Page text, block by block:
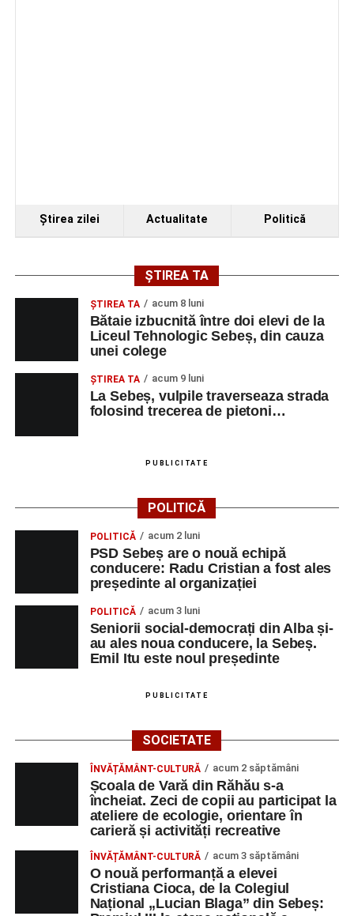
Ştirea zilei Actualitate Politică
ȘTIREA TA
ŞTIREA TA acum 8 luni
Bătaie izbucnită între doi elevi de la
Liceul Tehnologic Sebeș, din cauza
unei colege
ŞTIREA TA acum 9 luni
La Sebeș, vulpile traverseaza strada
folosind trecerea de pietoni…
PUBLICITATE
POLITICĂ
POLITICĂ acum 2 luni
PSD Sebeș are o nouă echipă
conducere: Radu Cristian a fost ales
președinte al organizației
POLITICĂ acum 3 luni
Seniorii social-democrați din Alba și-
au ales noua conducere, la Sebeș.
Emil Itu este noul președinte
PUBLICITATE
SOCIETATE
ÎNVĂȚĂMÂNT-CULTURĂ acum 2 săptămâni
Școala de Vară din Răhău s-a
încheiat. Zeci de copii au participat la
ateliere de ecologie, orientare în
carieră și activități recreative
ÎNVĂȚĂMÂNT-CULTURĂ acum 3 săptămâni
O nouă performanță a elevei
Cristiana Cioca, de la Colegiul
Național „Lucian Blaga” din Sebeș: